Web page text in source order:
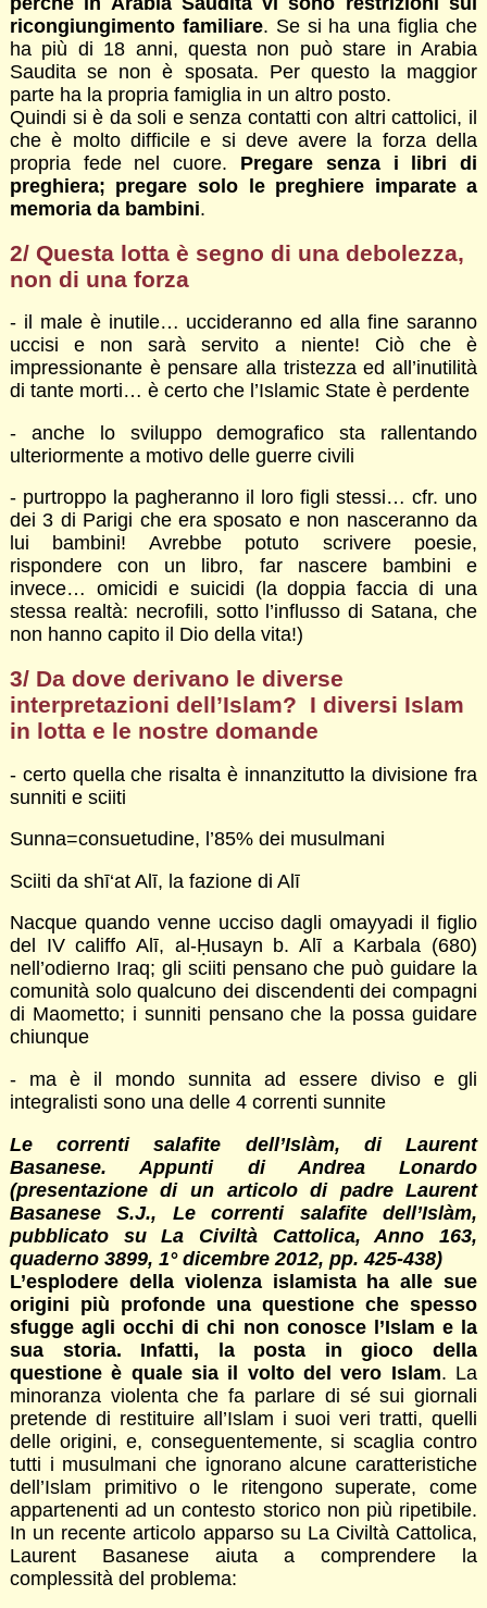
ricongiungimento familiare. Se si ha una figlia che
ha più di 18 anni, questa non può stare in Arabia
Saudita se non è sposata. Per questo la maggior
parte ha la propria famiglia in un altro posto.
Quindi si è da soli e senza contatti con altri cattolici, il
che è molto difficile e si deve avere la forza della
propria fede nel cuore. Pregare senza i libri di
preghiera; pregare solo le preghiere imparate a
memoria da bambini.
2/ Questa lotta è segno di una debolezza,
non di una forza
- il male è inutile… uccideranno ed alla fine saranno
uccisi e non sarà servito a niente! Ciò che è
impressionante è pensare alla tristezza ed all’inutilità
di tante morti… è certo che l’Islamic State è perdente
- anche lo sviluppo demografico sta rallentando
ulteriormente a motivo delle guerre civili
- purtroppo la pagheranno il loro figli stessi… cfr. uno
dei 3 di Parigi che era sposato e non nasceranno da
lui bambini! Avrebbe potuto scrivere poesie,
rispondere con un libro, far nascere bambini e
invece… omicidi e suicidi (la doppia faccia di una
stessa realtà: necrofili, sotto l’influsso di Satana, che
non hanno capito il Dio della vita!)
3/ Da dove derivano le diverse
interpretazioni dell’Islam? I diversi Islam
in lotta e le nostre domande
- certo quella che risalta è innanzitutto la divisione fra
sunniti e sciiti
Sunna=consuetudine, l’85% dei musulmani
Sciiti da shī‘at Alī, la fazione di Alī
Nacque quando venne ucciso dagli omayyadi il figlio
del IV califfo Alī, al-Ḥusayn b. Alī a Karbala (680)
nell’odierno Iraq; gli sciiti pensano che può guidare la
comunità solo qualcuno dei discendenti dei compagni
di Maometto; i sunniti pensano che la possa guidare
chiunque
- ma è il mondo sunnita ad essere diviso e gli
integralisti sono una delle 4 correnti sunnite
Le correnti salafite dell’Islàm, di Laurent
Basanese. Appunti di Andrea Lonardo
(presentazione di un articolo di padre Laurent
Basanese S.J., Le correnti salafite dell’Islàm,
pubblicato su La Civiltà Cattolica, Anno 163,
quaderno 3899, 1° dicembre 2012, pp. 425-438)
L’esplodere della violenza islamista ha alle sue
origini più profonde una questione che spesso
sfugge agli occhi di chi non conosce l’Islam e la
sua storia. Infatti, la posta in gioco della
questione è quale sia il volto del vero Islam. La
minoranza violenta che fa parlare di sé sui giornali
pretende di restituire all’Islam i suoi veri tratti, quelli
delle origini, e, conseguentemente, si scaglia contro
tutti i musulmani che ignorano alcune caratteristiche
dell’Islam primitivo o le ritengono superate, come
appartenenti ad un contesto storico non più ripetibile.
In un recente articolo apparso su La Civiltà Cattolica,
Laurent Basanese aiuta a comprendere la
complessità del problema: